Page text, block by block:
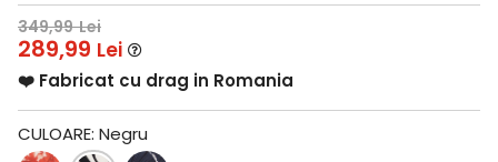
349,99 Lei
289,99 Lei
❤️ Fabricat cu drag in Romania
CULOARE: Negru